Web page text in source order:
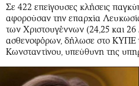
Σε 422 επείγουσες κλήσεις
αφορούσαν την επαρχία
των Χριστουγέννων (24,25 και
ασθενοφόρων, δήλωσε στο ΚΥΠΕ
Κωνσταντίνου, υπεύθυνη της